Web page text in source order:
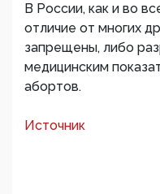
В России, как и во
отличие от многих
запрещены, либо
медицинским
абортов.
Источник